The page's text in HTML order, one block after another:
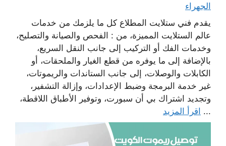
الجهراء
يقدم فني ستلايت المطلاع كل ما يلزمك من خدمات
عالم الستلايت المميزة، من : الفحص والصيانة والتصليح،
وخدمات الفك أو التركيب إلى جانب النقل السريع،
بالإضافة إلى ما يوفره من قطع الغيار والملحقات، أو
الكابلات والوصلات، إلى جانب الستاندات والريموتات،
غير خدمة البرمجة وضبط الإعدادات، وإزالة التشفير،
وتجديد اشتراك بي أن سبورت، وتوفير الأطباق اللاقطة،
... اقرأ المزيد